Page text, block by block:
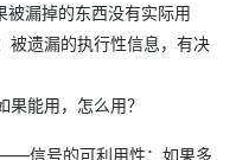
漏掉的东西没有实际用
被遗漏的执行性信息，有决
能用，怎么用？
信号的可利用性：如果多